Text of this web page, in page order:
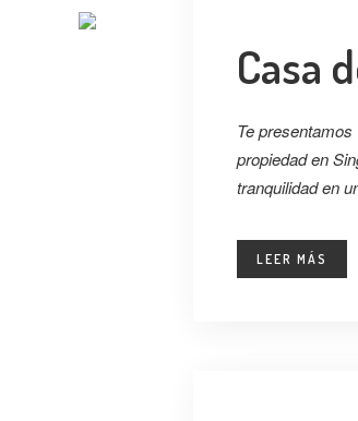
Casa
Te presentamos
propiedad en
tranquilidad en
LEER MÁS